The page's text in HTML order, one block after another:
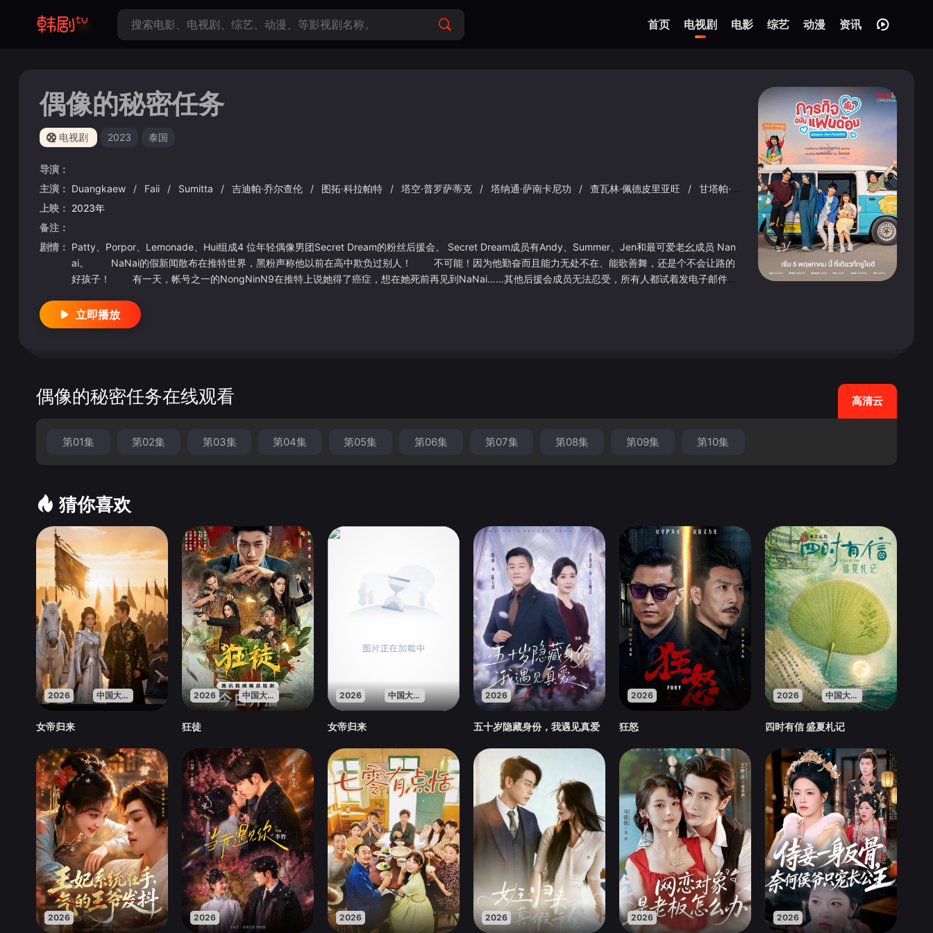
首页 电视剧 电影 综艺 动漫 资讯
偶像的秘密任务
电视剧 2023 泰国
导演：
主演： Duangkaew / Faii / Sumitta / 吉迪帕·乔尔查伦 / 图拓·科拉帕特 / 塔空·普罗萨蒂克 / 塔纳通·萨南卡尼功 / 查瓦林·佩德皮里亚旺 / 甘塔帕·凯森山·那·阿育他亚 /
纳纳帕斯·洛特纳姆乔
上映： 2023年
备注：
剧情： Patty、Porpor、Lemonade、Hui组成4 位年轻偶像男团Secret Dream的粉丝后援会。 Secret Dream成员有Andy、Summer、Jen和最可爱老幺成员 Nan
ai。 NaNai的假新闻散布在推特世界，黑粉声称他以前在高中欺负过别人！ 不可能！因为他勤奋而且能力无处不在、能歌善舞，还是个不会让路的
好孩子！ 有一天，帐号之一的NongNinN9在推特上说她得了癌症，想在她死前再见到NaNai……其他后援会成员无法忍受，所有人都试着发电子邮件联
直到帐户为 RealNa9 的最后一位成员未能如期出现。他们才意识到事情并没有想象得那么简单。 粉丝说:「这辆面包车会把你绑架，带到一个身患
绝症的粉丝身边与她见面。NaNai愿意和我们一起吗？」 NaNai点了点头，同意上车，然后混乱的旅程开始了…
立即播放
偶像的秘密任务在线观看 高清云
第01集 第02集 第03集 第04集 第05集 第06集 第07集 第08集 第09集 第10集
猜你喜欢
2026 中国大陆
女帝归来
2026 中国大陆
狂徒
2026 中国大陆
女帝归来
2026
五十岁隐藏身份，我遇见真爱
2026
狂怒
2026 中国大陆
四时有信 盛夏札记
2026 2026 2026 2026 2026 2026